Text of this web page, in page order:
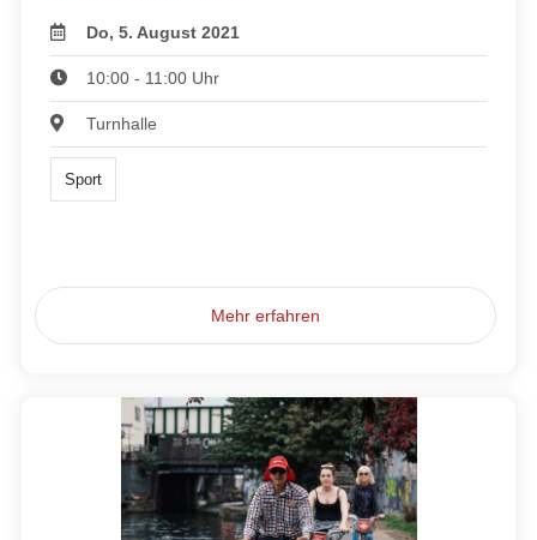
Do, 5. August 2021
10:00 - 11:00 Uhr
Turnhalle
Sport
Mehr erfahren